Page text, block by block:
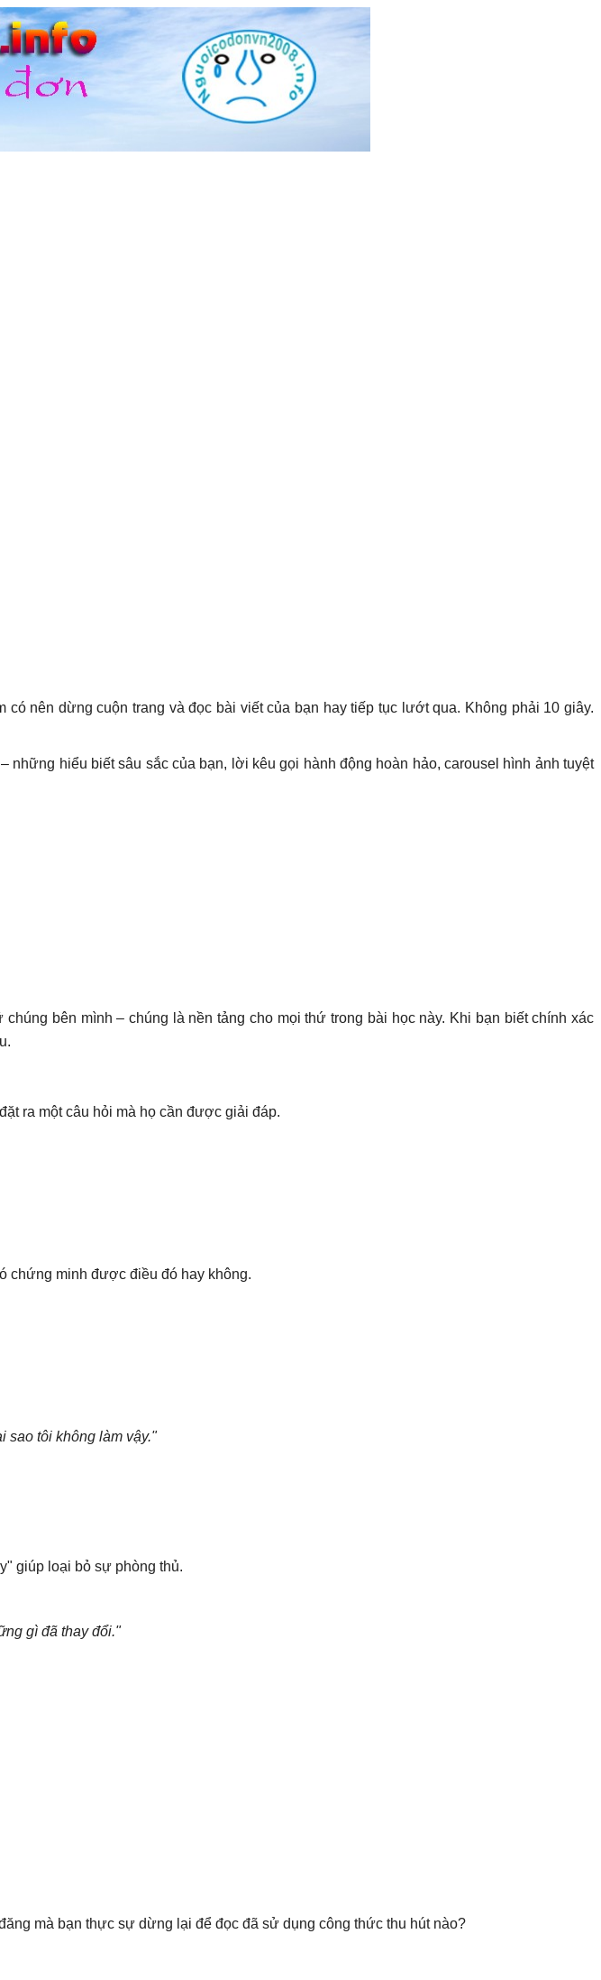
nên dừng cuộn trang và đọc bài viết của bạn hay tiếp tục lướt qua. Không phải 10 giây.
hiểu biết sâu sắc của bạn, lời kêu gọi hành động hoàn hảo, carousel hình ảnh tuyệt
bên mình – chúng là nền tảng cho mọi thứ trong bài học này. Khi bạn biết chính xác
ra một câu hỏi mà họ cần được giải đáp.
chứng minh được điều đó hay không.
sao tôi không làm vậy."
giúp loại bỏ sự phòng thủ.
gì đã thay đổi."
mà bạn thực sự dừng lại để đọc đã sử dụng công thức thu hút nào?